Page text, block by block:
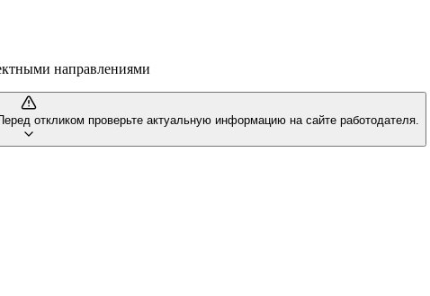
направлениями
откликом проверьте актуальную информацию на сайте работодателя.